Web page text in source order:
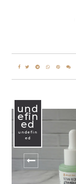
und
efin
ed
undefin
ed